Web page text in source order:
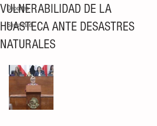
Deportes
Seguridad
VULNERABILIDAD DE LA
HUASTECA ANTE DESASTRES
NATURALES